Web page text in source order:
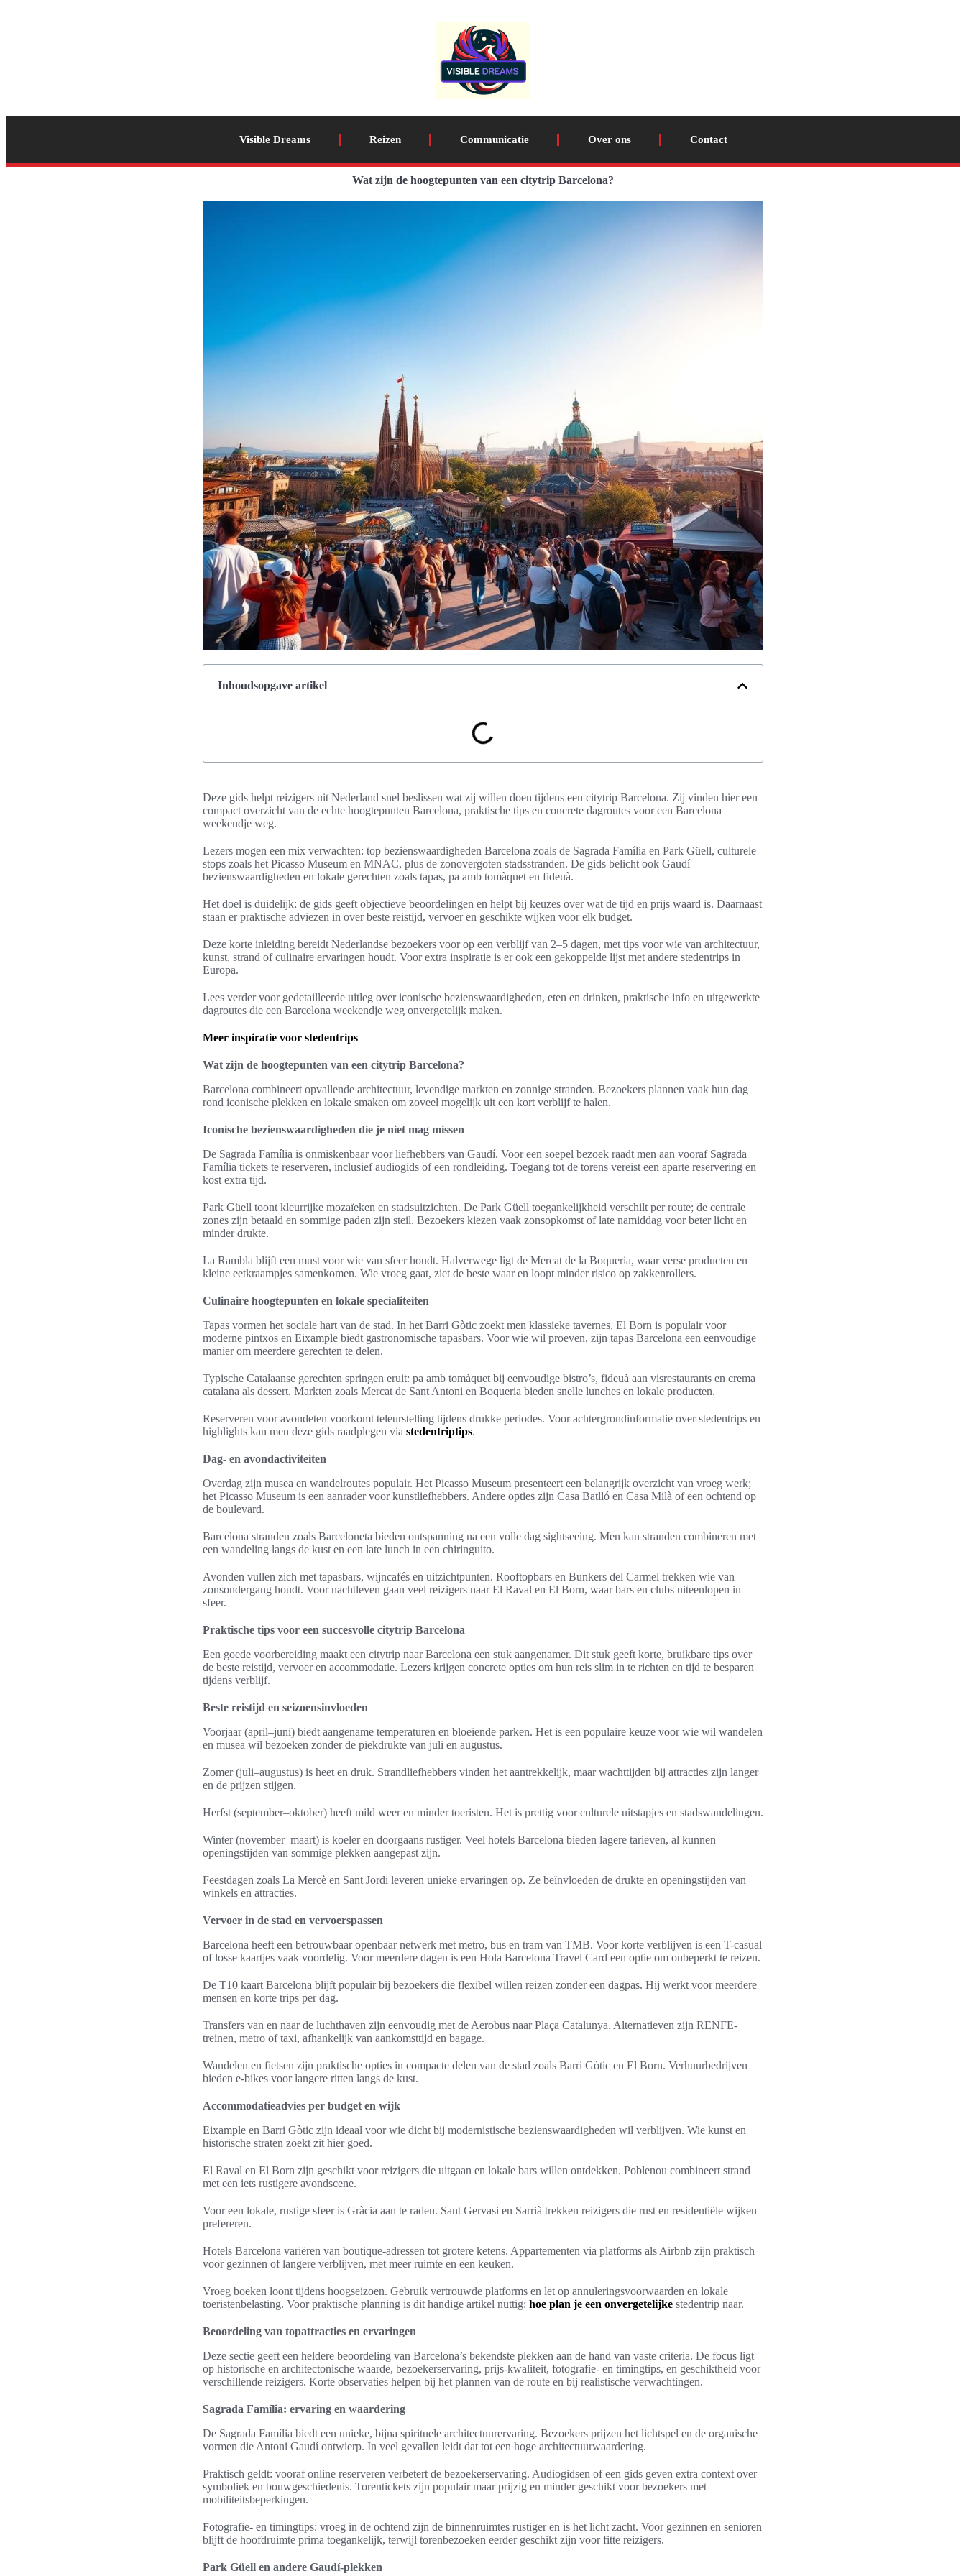
Visible Dreams Reizen Communicatie Over ons Contact
Wat zijn de hoogtepunten van een citytrip Barcelona?
Inhoudsopgave artikel
Deze gids helpt reizigers uit Nederland snel beslissen wat zij willen doen tijdens een citytrip Barcelona. Zij vinden hier een
compact overzicht van de echte hoogtepunten Barcelona, praktische tips en concrete dagroutes voor een Barcelona
weekendje weg.
Lezers mogen een mix verwachten: top bezienswaardigheden Barcelona zoals de Sagrada Família en Park Güell, culturele
stops zoals het Picasso Museum en MNAC, plus de zonovergoten stadsstranden. De gids belicht ook Gaudí
bezienswaardigheden en lokale gerechten zoals tapas, pa amb tomàquet en fideuà.
Het doel is duidelijk: de gids geeft objectieve beoordelingen en helpt bij keuzes over wat de tijd en prijs waard is. Daarnaast
staan er praktische adviezen in over beste reistijd, vervoer en geschikte wijken voor elk budget.
Deze korte inleiding bereidt Nederlandse bezoekers voor op een verblijf van 2–5 dagen, met tips voor wie van architectuur,
kunst, strand of culinaire ervaringen houdt. Voor extra inspiratie is er ook een gekoppelde lijst met andere stedentrips in
Europa.
Lees verder voor gedetailleerde uitleg over iconische bezienswaardigheden, eten en drinken, praktische info en uitgewerkte
dagroutes die een Barcelona weekendje weg onvergetelijk maken.
Meer inspiratie voor stedentrips
Wat zijn de hoogtepunten van een citytrip Barcelona?
Barcelona combineert opvallende architectuur, levendige markten en zonnige stranden. Bezoekers plannen vaak hun dag
rond iconische plekken en lokale smaken om zoveel mogelijk uit een kort verblijf te halen.
Iconische bezienswaardigheden die je niet mag missen
De Sagrada Família is onmiskenbaar voor liefhebbers van Gaudí. Voor een soepel bezoek raadt men aan vooraf Sagrada
Família tickets te reserveren, inclusief audiogids of een rondleiding. Toegang tot de torens vereist een aparte reservering en
kost extra tijd.
Park Güell toont kleurrijke mozaïeken en stadsuitzichten. De Park Güell toegankelijkheid verschilt per route; de centrale
zones zijn betaald en sommige paden zijn steil. Bezoekers kiezen vaak zonsopkomst of late namiddag voor beter licht en
minder drukte.
La Rambla blijft een must voor wie van sfeer houdt. Halverwege ligt de Mercat de la Boqueria, waar verse producten en
kleine eetkraampjes samenkomen. Wie vroeg gaat, ziet de beste waar en loopt minder risico op zakkenrollers.
Culinaire hoogtepunten en lokale specialiteiten
Tapas vormen het sociale hart van de stad. In het Barri Gòtic zoekt men klassieke tavernes, El Born is populair voor
moderne pintxos en Eixample biedt gastronomische tapasbars. Voor wie wil proeven, zijn tapas Barcelona een eenvoudige
manier om meerdere gerechten te delen.
Typische Catalaanse gerechten springen eruit: pa amb tomàquet bij eenvoudige bistro’s, fideuà aan visrestaurants en crema
catalana als dessert. Markten zoals Mercat de Sant Antoni en Boqueria bieden snelle lunches en lokale producten.
Reserveren voor avondeten voorkomt teleurstelling tijdens drukke periodes. Voor achtergrondinformatie over stedentrips en
highlights kan men deze gids raadplegen via stedentriptips.
Dag- en avondactiviteiten
Overdag zijn musea en wandelroutes populair. Het Picasso Museum presenteert een belangrijk overzicht van vroeg werk;
het Picasso Museum is een aanrader voor kunstliefhebbers. Andere opties zijn Casa Batlló en Casa Milà of een ochtend op
de boulevard.
Barcelona stranden zoals Barceloneta bieden ontspanning na een volle dag sightseeing. Men kan stranden combineren met
een wandeling langs de kust en een late lunch in een chiringuito.
Avonden vullen zich met tapasbars, wijncafés en uitzichtpunten. Rooftopbars en Bunkers del Carmel trekken wie van
zonsondergang houdt. Voor nachtleven gaan veel reizigers naar El Raval en El Born, waar bars en clubs uiteenlopen in
sfeer.
Praktische tips voor een succesvolle citytrip Barcelona
Een goede voorbereiding maakt een citytrip naar Barcelona een stuk aangenamer. Dit stuk geeft korte, bruikbare tips over
de beste reistijd, vervoer en accommodatie. Lezers krijgen concrete opties om hun reis slim in te richten en tijd te besparen
tijdens verblijf.
Beste reistijd en seizoensinvloeden
Voorjaar (april–juni) biedt aangename temperaturen en bloeiende parken. Het is een populaire keuze voor wie wil wandelen
en musea wil bezoeken zonder de piekdrukte van juli en augustus.
Zomer (juli–augustus) is heet en druk. Strandliefhebbers vinden het aantrekkelijk, maar wachttijden bij attracties zijn langer
en de prijzen stijgen.
Herfst (september–oktober) heeft mild weer en minder toeristen. Het is prettig voor culturele uitstapjes en stadswandelingen.
Winter (november–maart) is koeler en doorgaans rustiger. Veel hotels Barcelona bieden lagere tarieven, al kunnen
openingstijden van sommige plekken aangepast zijn.
Feestdagen zoals La Mercè en Sant Jordi leveren unieke ervaringen op. Ze beïnvloeden de drukte en openingstijden van
winkels en attracties.
Vervoer in de stad en vervoerspassen
Barcelona heeft een betrouwbaar openbaar netwerk met metro, bus en tram van TMB. Voor korte verblijven is een T-casual
of losse kaartjes vaak voordelig. Voor meerdere dagen is een Hola Barcelona Travel Card een optie om onbeperkt te reizen.
De T10 kaart Barcelona blijft populair bij bezoekers die flexibel willen reizen zonder een dagpas. Hij werkt voor meerdere
mensen en korte trips per dag.
Transfers van en naar de luchthaven zijn eenvoudig met de Aerobus naar Plaça Catalunya. Alternatieven zijn RENFE-
treinen, metro of taxi, afhankelijk van aankomsttijd en bagage.
Wandelen en fietsen zijn praktische opties in compacte delen van de stad zoals Barri Gòtic en El Born. Verhuurbedrijven
bieden e-bikes voor langere ritten langs de kust.
Accommodatieadvies per budget en wijk
Eixample en Barri Gòtic zijn ideaal voor wie dicht bij modernistische bezienswaardigheden wil verblijven. Wie kunst en
historische straten zoekt zit hier goed.
El Raval en El Born zijn geschikt voor reizigers die uitgaan en lokale bars willen ontdekken. Poblenou combineert strand
met een iets rustigere avondscene.
Voor een lokale, rustige sfeer is Gràcia aan te raden. Sant Gervasi en Sarrià trekken reizigers die rust en residentiële wijken
prefereren.
Hotels Barcelona variëren van boutique-adressen tot grotere ketens. Appartementen via platforms als Airbnb zijn praktisch
voor gezinnen of langere verblijven, met meer ruimte en een keuken.
Vroeg boeken loont tijdens hoogseizoen. Gebruik vertrouwde platforms en let op annuleringsvoorwaarden en lokale
toeristenbelasting. Voor praktische planning is dit handige artikel nuttig: hoe plan je een onvergetelijke stedentrip naar.
Beoordeling van topattracties en ervaringen
Deze sectie geeft een heldere beoordeling van Barcelona’s bekendste plekken aan de hand van vaste criteria. De focus ligt
op historische en architectonische waarde, bezoekerservaring, prijs-kwaliteit, fotografie- en timingtips, en geschiktheid voor
verschillende reizigers. Korte observaties helpen bij het plannen van de route en bij realistische verwachtingen.
Sagrada Família: ervaring en waardering
De Sagrada Família biedt een unieke, bijna spirituele architectuurervaring. Bezoekers prijzen het lichtspel en de organische
vormen die Antoni Gaudí ontwierp. In veel gevallen leidt dat tot een hoge architectuurwaardering.
Praktisch geldt: vooraf online reserveren verbetert de bezoekerservaring. Audiogidsen of een gids geven extra context over
symboliek en bouwgeschiedenis. Torentickets zijn populair maar prijzig en minder geschikt voor bezoekers met
mobiliteitsbeperkingen.
Fotografie- en timingtips: vroeg in de ochtend zijn de binnenruimtes rustiger en is het licht zacht. Voor gezinnen en senioren
blijft de hoofdruimte prima toegankelijk, terwijl torenbezoeken eerder geschikt zijn voor fitte reizigers.
Park Güell en andere Gaudí-plekken